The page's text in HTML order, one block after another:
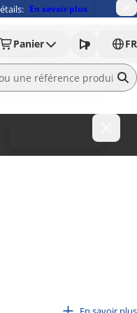
En savoir plus
Panier FR